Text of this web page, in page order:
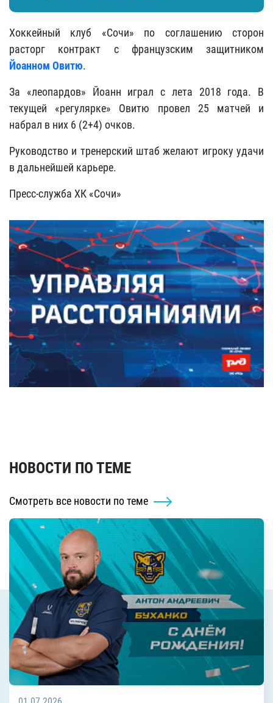
Хоккейный клуб «Сочи» по соглашению сторон
расторг контракт с французским защитником
Йоанном Овитю.
За «леопардов» Йоанн играл с лета 2018 года. В
текущей «регулярке» Овитю провел 25 матчей и
набрал в них 6 (2+4) очков.
Руководство и тренерский штаб желают игроку удачи
в дальнейшей карьере.
Пресс-служба ХК «Сочи»
НОВОСТИ ПО ТЕМЕ
Смотреть все новости по теме